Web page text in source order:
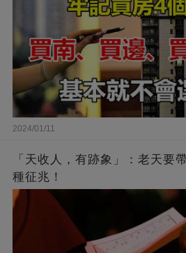
2024/01/11
「天收人，有跡象」：老天要
種征兆！